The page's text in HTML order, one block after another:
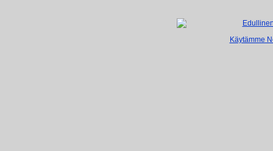
Käytämme